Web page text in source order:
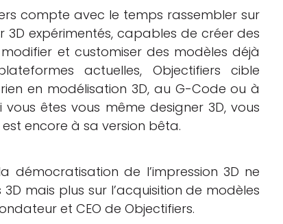
compte avec le temps rassembler sur
expérimentés, capables de créer des
et customiser des modèles déjà
actuelles, Objectifiers cible
en modélisation 3D, au G-Code ou à
êtes vous même designer 3D, vous
encore à sa version bêta.
démocratisation de l’impression 3D ne
mais plus sur l’acquisition de modèles
et CEO de Objectifiers.